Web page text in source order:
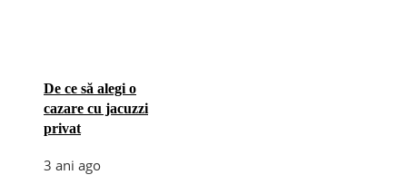
De ce să alegi o
cazare cu jacuzzi
privat
3 ani ago